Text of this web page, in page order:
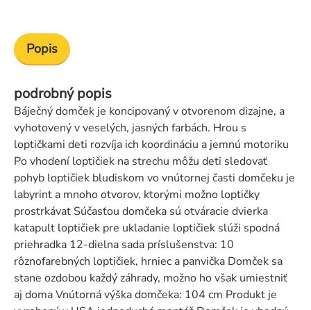
Popis
podrobný popis
Báječný domček je koncipovaný v otvorenom dizajne, a
vyhotovený v veselých, jasných farbách. Hrou s
loptičkami deti rozvíja ich koordináciu a jemnú motoriku
Po vhodení loptičiek na strechu môžu deti sledovať
pohyb loptičiek bludiskom vo vnútornej časti domčeku je
labyrint a mnoho otvorov, ktorými možno loptičky
prostrkávat Súčasťou domčeka sú otváracie dvierka
katapult loptičiek pre ukladanie loptičiek slúži spodná
priehradka 12-dielna sada príslušenstva: 10
rôznofarebných loptičiek, hrniec a panvička Domček sa
stane ozdobou každý záhrady, možno ho však umiestniť
aj doma Vnútorná výška domčeka: 104 cm Produkt je